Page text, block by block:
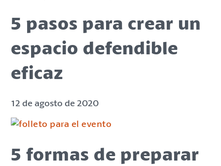
5 pasos para crear un
espacio defendible
eficaz
12 de agosto de 2020
5 formas de preparar